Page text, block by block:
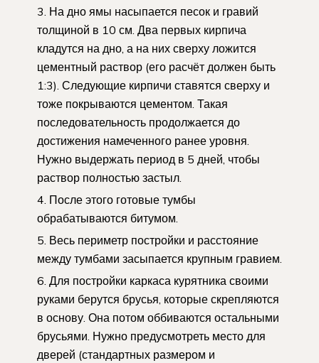
На дно ямы насыпается песок и гравий
толщиной в 10 см. Два первых кирпича
кладутся на дно, а на них сверху ложится
цементный раствор (его расчёт должен быть
1:3). Следующие кирпичи ставятся сверху и
тоже покрываются цементом. Такая
последовательность продолжается до
достижения намеченного ранее уровня.
Нужно выдержать период в 5 дней, чтобы
раствор полностью застыл.
После этого готовые тумбы
обрабатываются битумом.
Весь периметр постройки и расстояние
между тумбами засыпается крупным гравием.
Для постройки каркаса курятника своими
руками берутся брусья, которые скрепляются
в основу. Она потом оббиваются остальными
брусьями. Нужно предусмотреть место для
дверей (стандартных размером и